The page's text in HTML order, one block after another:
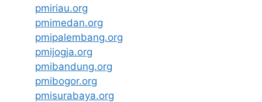
pmiriau.org
pmimedan.org
pmipalembang.org
pmijogja.org
pmibandung.org
pmibogor.org
pmisurabaya.org